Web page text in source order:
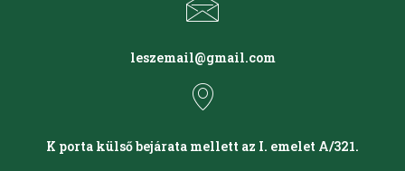
leszemail@gmail.com
K porta külső bejárata mellett az I. emelet A/321.